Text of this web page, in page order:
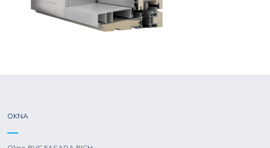
OKNA